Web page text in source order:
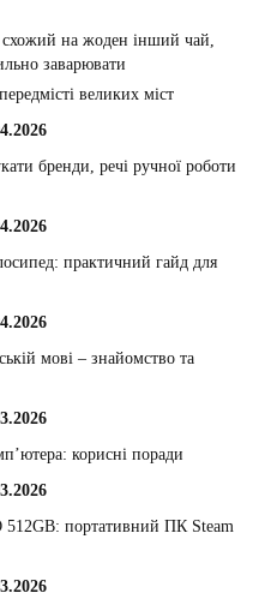
на жоден інший чай,
заварювати
великих міст
бренди, речі ручної роботи
практичний гайд для
мові – знайомство та
корисні поради
512GB: портативний ПК Steam